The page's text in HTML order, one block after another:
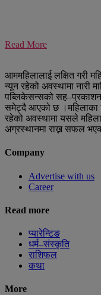
Read More
आममहिलालाई लक्षित गरी
न्यून रहेको अवस्थामा नारी
पब्लिकेसन्सको सह–प्रकाशन
समेट्दै आएको छ ।महिलाका
रहेको अवस्थामा यसले
अग्रस्थानमा राख्न सफल
Company
Advertise with us
Career
Read more
प्यारेन्टिङ
धर्म–संस्कृति
राशिफल
कथा
More